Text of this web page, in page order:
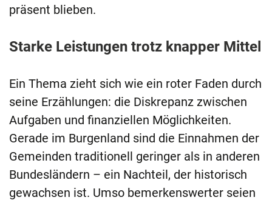
präsent blieben.
Starke Leistungen trotz knapper Mittel
Ein Thema zieht sich wie ein roter Faden durch
seine Erzählungen: die Diskrepanz zwischen
Aufgaben und finanziellen Möglichkeiten.
Gerade im Burgenland sind die Einnahmen der
Gemeinden traditionell geringer als in anderen
Bundesländern – ein Nachteil, der historisch
gewachsen ist. Umso bemerkenswerter seien